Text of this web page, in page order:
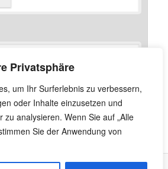
Privatsphäre
um Ihr Surferlebnis zu verbessern,
oder Inhalte einzusetzen und
zu analysieren. Wenn Sie auf „Alle
Sie der Anwendung von
und Website in diesem Browser
Kommentar speichern.